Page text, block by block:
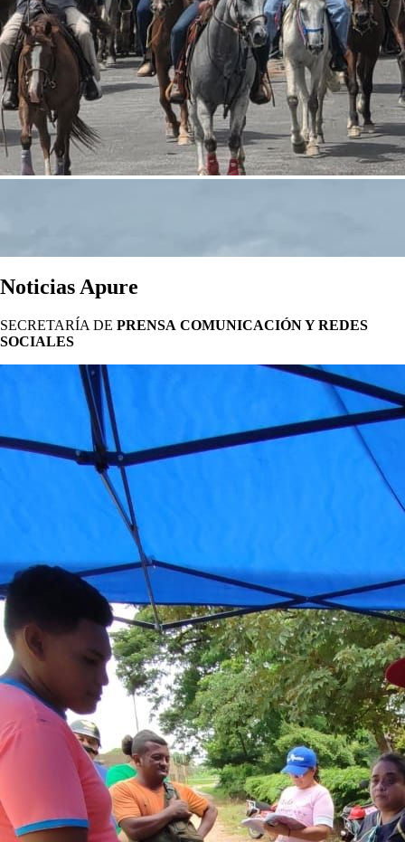
Noticias Apure
SECRETARÍA DE PRENSA COMUNICACIÓN Y REDES
SOCIALES